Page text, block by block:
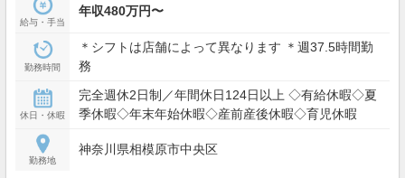
給与・手当
年収480万円〜
勤務時間
＊シフトは店舗によって異なります ＊週37.5時間勤
務
休日・休暇
完全週休2日制／年間休日124日以上 ◇有給休暇◇夏
季休暇◇年末年始休暇◇産前産後休暇◇育児休暇
勤務地
神奈川県相模原市中央区